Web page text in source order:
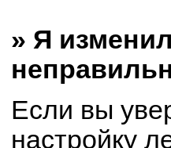
» Я
Если вы
настройку